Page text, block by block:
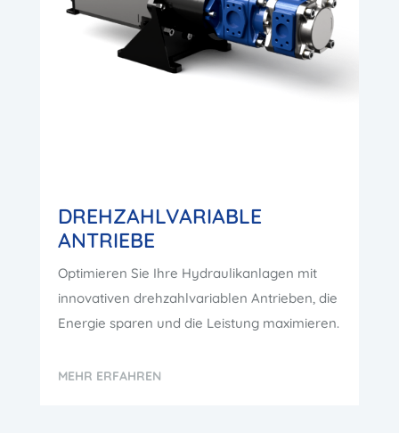
DREHZAHLVARIABLE
ANTRIEBE
Optimieren Sie Ihre Hydraulikanlagen mit
innovativen drehzahlvariablen Antrieben, die
Energie sparen und die Leistung maximieren.
MEHR ERFAHREN